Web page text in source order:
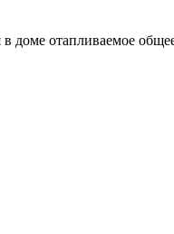
доме отапливаемое